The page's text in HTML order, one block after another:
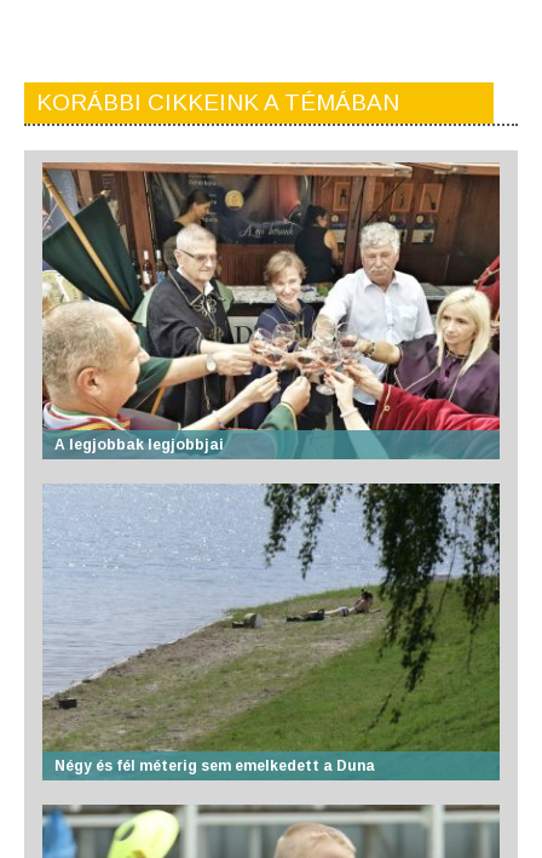
KORÁBBI CIKKEINK A TÉMÁBAN
A legjobbak legjobbjai
Négy és fél méterig sem emelkedett a Duna